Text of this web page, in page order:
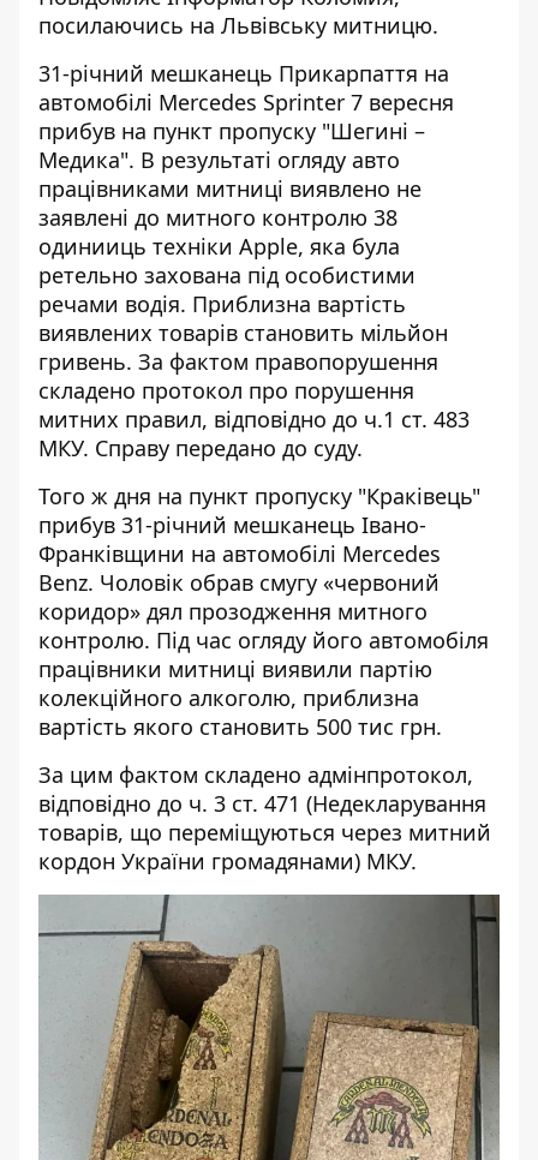
посилаючись на Львівську митницю.
31-річний мешканець Прикарпаття на
автомобілі Mercedes Sprinter 7 вересня
прибув на пункт пропуску "Шегині –
Медика". В результаті огляду авто
працівниками митниці виявлено не
заявлені до митного контролю 38
одинииць техніки Apple, яка була
ретельно захована під особистими
речами водія. Приблизна вартість
виявлених товарів становить мільйон
гривень. За фактом правопорушення
складено протокол про порушення
митних правил, відповідно до ч.1 ст. 483
МКУ. Справу передано до суду.
Того ж дня на пункт пропуску "Краківець"
прибув 31-річний мешканець Івано-
Франківщини на автомобілі Mercedes
Benz. Чоловік обрав смугу «червоний
коридор» дял прозодження митного
контролю. Під час огляду його автомобіля
працівники митниці виявили партію
колекційного алкоголю, приблизна
вартість якого становить 500 тис грн.
За цим фактом складено адмінпротокол,
відповідно до ч. 3 ст. 471 (Недекларування
товарів, що переміщуються через митний
кордон України громадянами) МКУ.